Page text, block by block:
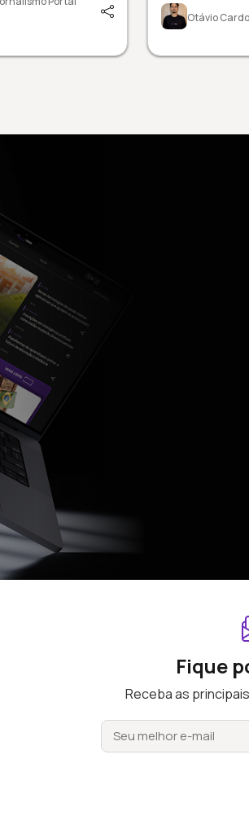
Otávio
Fique
Receba as